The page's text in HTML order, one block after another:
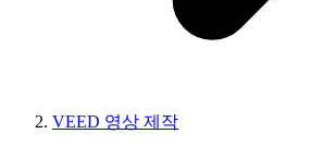
VEED 영상 제작